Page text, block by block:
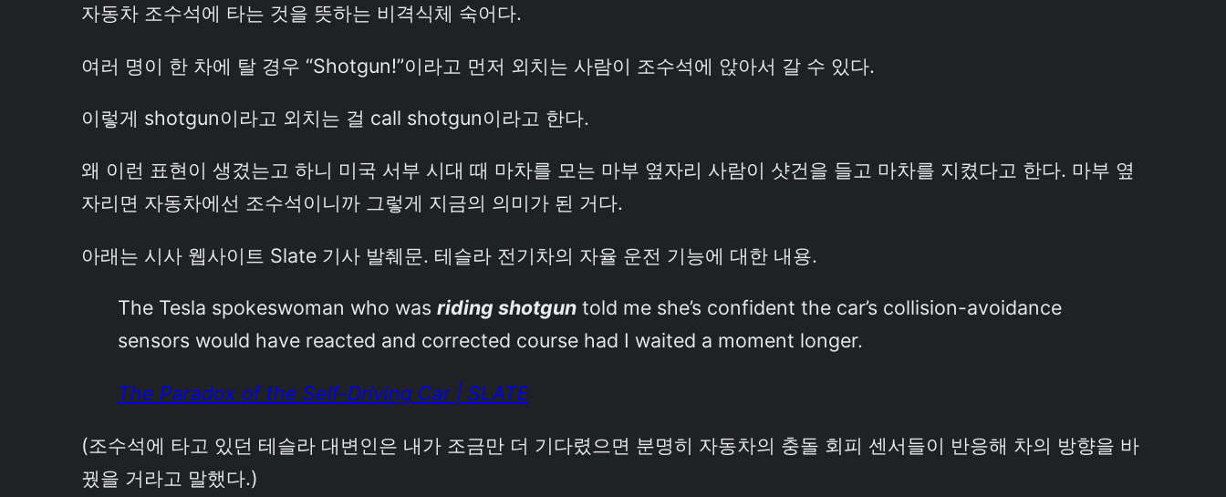
자동차 조수석에 타는 것을 뜻하는 비격식체 숙어다.
여러 명이 한 차에 탈 경우 “Shotgun!”이라고 먼저 외치는 사람이 조수석에 앉아서 갈 수 있다.
이렇게 shotgun이라고 외치는 걸 call shotgun이라고 한다.
왜 이런 표현이 생겼는고 하니 미국 서부 시대 때 마차를 모는 마부 옆자리 사람이 샷건을 들고 마차를 지켰다고 한다. 마부 옆
자리면 자동차에선 조수석이니까 그렇게 지금의 의미가 된 거다.
아래는 시사 웹사이트 Slate 기사 발췌문. 테슬라 전기차의 자율 운전 기능에 대한 내용.
The Tesla spokeswoman who was riding shotguntold me she’s confident the car’s collision-avoidance
sensors would have reacted and corrected course had I waited a moment longer.
The Paradox of the Self-Driving Car | SLATE
(조수석에 타고 있던 테슬라 대변인은 내가 조금만 더 기다렸으면 분명히 자동차의 충돌 회피 센서들이 반응해 차의 방향을 바
꿨을 거라고 말했다.)